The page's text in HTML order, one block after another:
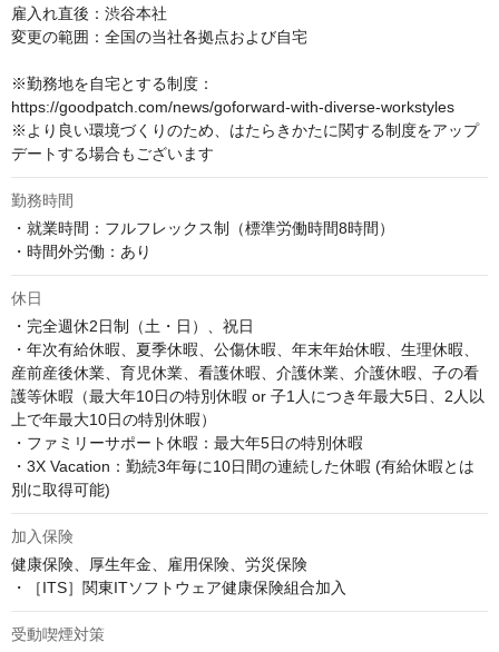
雇入れ直後：渋谷本社
変更の範囲：全国の当社各拠点および自宅
※勤務地を自宅とする制度：
https://goodpatch.com/news/goforward-with-diverse-workstyles
※より良い環境づくりのため、はたらきかたに関する制度をアップ
デートする場合もございます
勤務時間
・就業時間：フルフレックス制（標準労働時間8時間）
・時間外労働：あり
休日
・完全週休2日制（土・日）、祝日
・年次有給休暇、夏季休暇、公傷休暇、年末年始休暇、生理休暇、
産前産後休業、育児休業、看護休暇、介護休業、介護休暇、子の看
護等休暇（最大年10日の特別休暇 or 子1人につき年最大5日、2人以
上で年最大10日の特別休暇）
・ファミリーサポート休暇：最大年5日の特別休暇
・3X Vacation：勤続3年毎に10日間の連続した休暇 (有給休暇とは
別に取得可能)
加入保険
健康保険、厚生年金、雇用保険、労災保険
・［ITS］関東ITソフトウェア健康保険組合加入
受動喫煙対策